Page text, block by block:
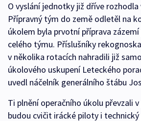
O vyslání jednotky již dříve
Přípravný tým do země odletěl na
úkolem byla prvotní příprava
celého týmu. Příslušníky
v několika rotacích nahradili již
úkolového uskupení Leteckého
uvedl náčelník generálního štábu
Ti plnění operačního úkolu převzali
budou cvičit irácké piloty i